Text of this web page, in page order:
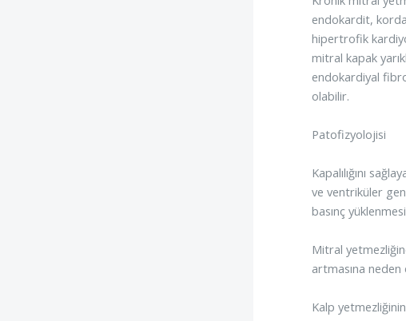
endokardit,
hipertrofik
mitral kapak
endokardiyal
olabilir.
Patofizyolojisi
Kapalılığını
ve ventriküler
basınç
Mitral
artmasına
Kalp